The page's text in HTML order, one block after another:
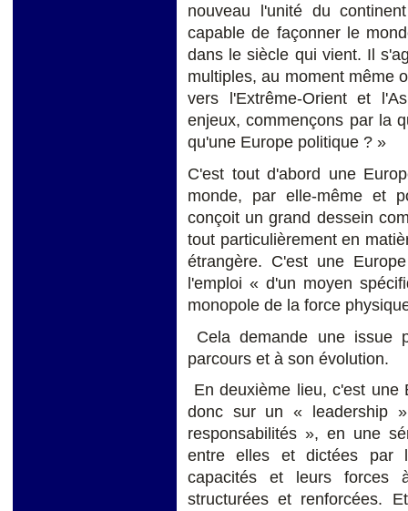
nouveau l'unité du
capable de façonner le
dans le siècle qui vient. Il
multiples, au moment même
vers l'Extrême-Orient et
enjeux, commençons par la
qu'une Europe politique ? »
C'est tout d'abord une
monde, par elle-même et
conçoit un grand dessein
tout particulièrement en
étrangère. C'est une
l'emploi « d'un moyen
monopole de la force
Cela demande une issue
parcours et à son évolution.
En deuxième lieu, c'est
donc sur un « leadership
responsabilités », en une
entre elles et dictées par
capacités et leurs forces
structurées et renforcées.